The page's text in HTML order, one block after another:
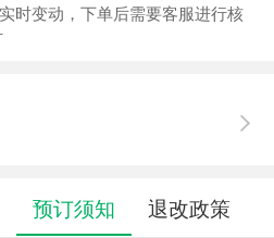
时变动，下单后需要客服进行核
预订须知 退改政策